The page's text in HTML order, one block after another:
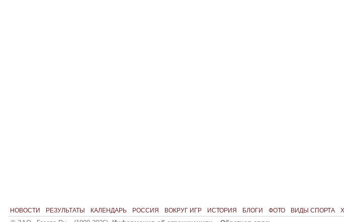
НОВОСТИ РЕЗУЛЬТАТЫ КАЛЕНДАРЬ РОССИЯ ВОКРУГ ИГР ИСТОРИЯ БЛОГИ ФОТО ВИДЫ СПОРТА